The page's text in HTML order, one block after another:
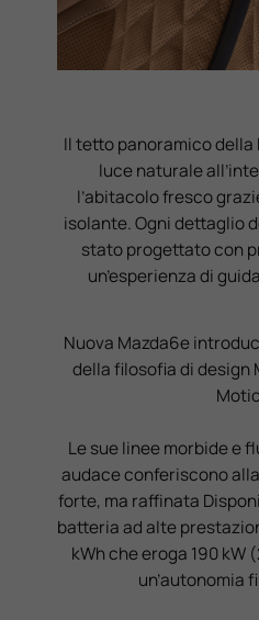
Il tetto panoramico della
luce naturale
l’abitacolo fresco
isolante. Ogni dettaglio
stato progettato con
un’esperienza di
Nuova Mazda6e
della filosofia di design
Le sue linee morbide e
audace conferiscono
forte, ma raffinata
batteria ad alte
kWh che eroga 190 kW
un’autonomia